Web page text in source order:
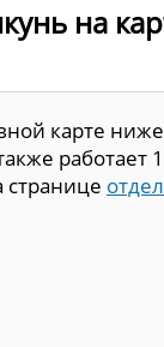
на
карте
работает